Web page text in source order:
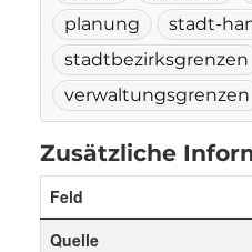
planung
stadt-
stadtbezirksgrenzen
verwaltungsgrenzen
Zusätzliche
Feld
Quelle